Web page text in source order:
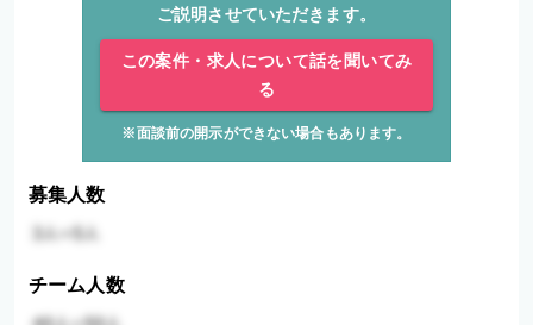
ご説明させていただきます。
この案件・求人について話を聞いてみ
る
※面談前の開示ができない場合もあります。
募集人数
チーム人数